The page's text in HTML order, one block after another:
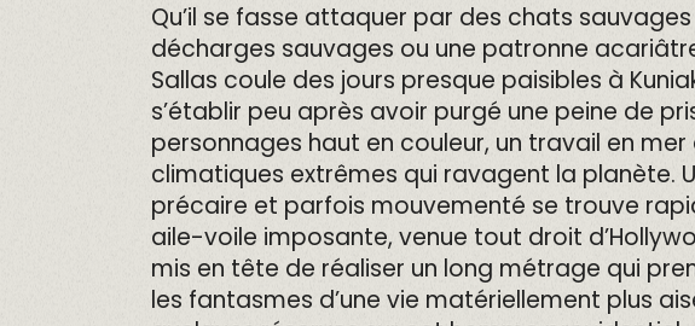
Qu’il se fasse attaquer par des chats
décharges sauvages ou une patronne
Sallas coule des jours presque paisibles à
s’établir peu après avoir purgé une peine de
personnages haut en couleur, un travail en
climatiques extrêmes qui ravagent la planète.
précaire et parfois mouvementé se trouve
aile-voile imposante, venue tout droit
mis en tête de réaliser un long métrage qui
les fantasmes d’une vie matériellement plus